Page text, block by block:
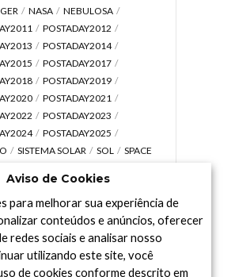
NASA
NEBULOSA
POSTADAY2012
POSTADAY2014
POSTADAY2017
POSTADAY2019
POSTADAY2021
POSTADAY2023
POSTADAY2025
SISTEMA SOLAR SOL
SPACE
VÍDEO
Aviso de Cookies
para melhorar sua experiência de
conteúdos e anúncios, oferecer
redes sociais e analisar nosso
utilizando este site, você
de cookies conforme descrito em